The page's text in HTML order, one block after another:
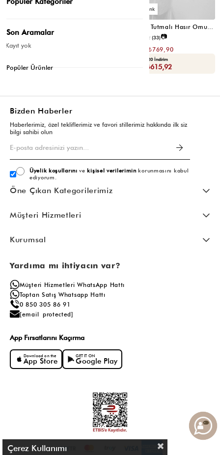
₺1.539,80
Sepette : ₺538,93
Santa Elden Tutmalı Hasır Omuz Çantası Vizon
(33)📷
₺769,90
Yaza Özel Ek %20 İndirim
Sepette : ₺615,92
Bizden Haberler
Haberlerimiz, özel tekliflerimiz ve favori stillerimiz hakkında ilk siz
bilgi sahibi olun
Üyelik koşullarını vekişisel verileriminkorunmasını kabul
ediyorum.
Öne Çıkan Kategorilerimiz
Müşteri Hizmetleri
Kurumsal
Yardıma mı ihtiyacın var?
Müşteri Hizmetleri WhatsApp Hattı
Toptan Satış Whatsapp Hattı
0 850 305 86 91
[email protected]
App Fırsatlarını Kaçırma
Download on the
App Store
GET IT ON
Google Play
Çerez Kullanımı
Son Aramalar
Kayıt yok
Popüler Ürünler